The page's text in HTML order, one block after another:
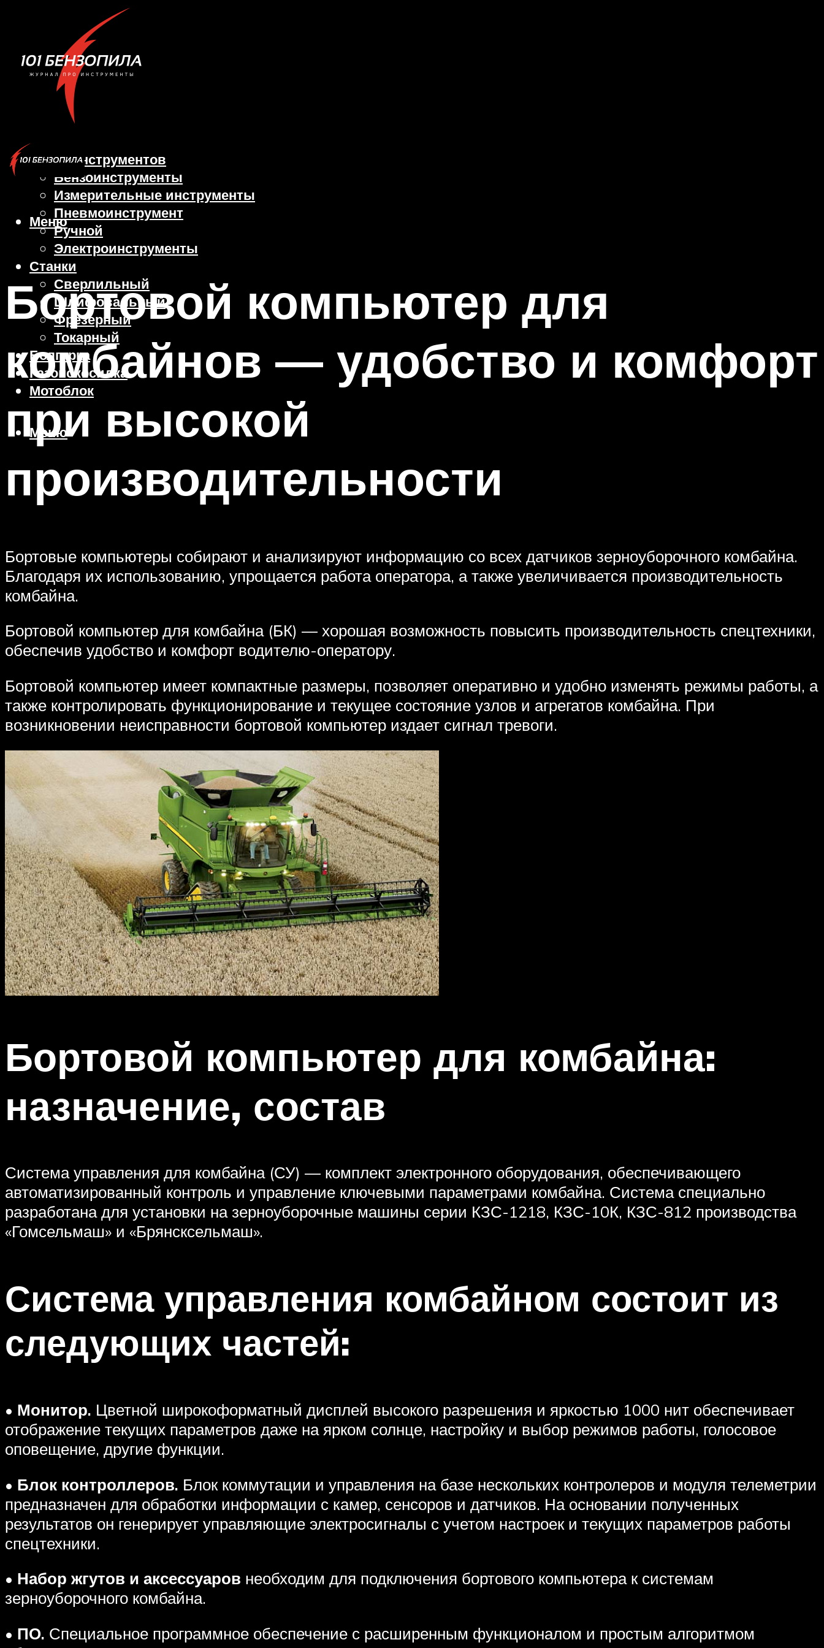
Виды инструментов
Бензоинструменты
Измерительные инструменты
Пневмоинструмент
Ручной
Электроинструменты
Станки
Сверлильный
Шлифовальный
Фрезерный
Токарный
Болгарка
Газонокосилка
Мотоблок
Меню
Меню
Бортовой компьютер для
комбайнов — удобство и комфорт
при высокой
производительности
Бортовые компьютеры собирают и анализируют информацию со всех датчиков зерноуборочного комбайна.
Благодаря их использованию, упрощается работа оператора, а также увеличивается производительность
комбайна.
Бортовой компьютер для комбайна (БК) — хорошая возможность повысить производительность спецтехники,
обеспечив удобство и комфорт водителю-оператору.
Бортовой компьютер имеет компактные размеры, позволяет оперативно и удобно изменять режимы работы, а
также контролировать функционирование и текущее состояние узлов и агрегатов комбайна. При
возникновении неисправности бортовой компьютер издает сигнал тревоги.
Бортовой компьютер для комбайна:
назначение, состав
Система управления для комбайна (СУ) — комплект электронного оборудования, обеспечивающего
автоматизированный контроль и управление ключевыми параметрами комбайна. Система специально
разработана для установки на зерноуборочные машины серии КЗС-1218, КЗС-10К, КЗС-812 производства
«Гомсельмаш» и «Брянсксельмаш».
Система управления комбайном состоит из
следующих частей:
• Монитор. Цветной широкоформатный дисплей высокого разрешения и яркостью 1000 нит обеспечивает
отображение текущих параметров даже на ярком солнце, настройку и выбор режимов работы, голосовое
оповещение, другие функции.
• Блок контроллеров. Блок коммутации и управления на базе нескольких контролеров и модуля телеметрии
предназначен для обработки информации с камер, сенсоров и датчиков. На основании полученных
результатов он генерирует управляющие электросигналы с учетом настроек и текущих параметров работы
спецтехники.
• Набор жгутов и аксессуаров необходим для подключения бортового компьютера к системам
зерноуборочного комбайна.
• ПО. Специальное программное обеспечение с расширенным функционалом и простым алгоритмом